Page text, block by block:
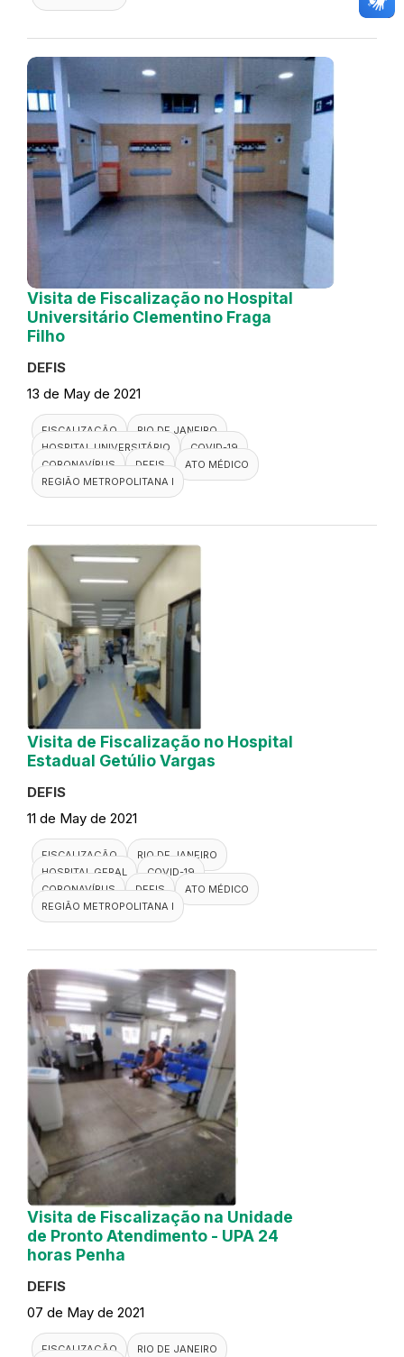
Visita de Fiscalização no Hospital
Universitário Clementino Fraga
Filho
DEFIS
13 de May de 2021
FISCALIZAÇÃO
RIO DE JANEIRO
HOSPITAL UNIVERSITÁRIO
COVID-19
CORONAVÍRUS
DEFIS
ATO MÉDICO
REGIÃO METROPOLITANA I
Visita de Fiscalização no Hospital
Estadual Getúlio Vargas
DEFIS
11 de May de 2021
FISCALIZAÇÃO
RIO DE JANEIRO
HOSPITAL GERAL
COVID-19
CORONAVÍRUS
DEFIS
ATO MÉDICO
REGIÃO METROPOLITANA I
Visita de Fiscalização na Unidade
de Pronto Atendimento - UPA 24
horas Penha
DEFIS
07 de May de 2021
FISCALIZAÇÃO
RIO DE JANEIRO